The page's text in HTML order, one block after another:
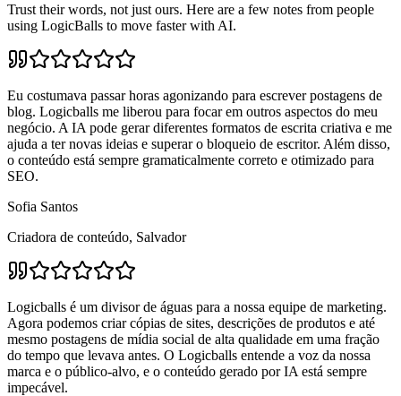
Trust their words, not just ours. Here are a few notes from people
using LogicBalls to move faster with AI.
Eu costumava passar horas agonizando para escrever postagens de
blog. Logicballs me liberou para focar em outros aspectos do meu
negócio. A IA pode gerar diferentes formatos de escrita criativa e me
ajuda a ter novas ideias e superar o bloqueio de escritor. Além disso,
o conteúdo está sempre gramaticalmente correto e otimizado para
SEO.
Sofia Santos
Criadora de conteúdo, Salvador
Logicballs é um divisor de águas para a nossa equipe de marketing.
Agora podemos criar cópias de sites, descrições de produtos e até
mesmo postagens de mídia social de alta qualidade em uma fração
do tempo que levava antes. O Logicballs entende a voz da nossa
marca e o público-alvo, e o conteúdo gerado por IA está sempre
impecável.